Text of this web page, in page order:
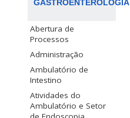
GASTROENTEROLOGIA
Abertura de
Processos
Administração
Ambulatório de
Intestino
Atividades do
Ambulatório e Setor